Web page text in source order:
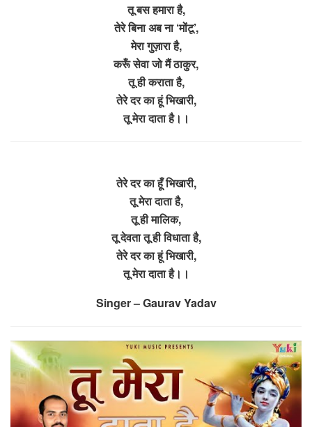
तू बस हमारा है,
तेरे बिना अब ना ‘मोंटू’,
मेरा गुज़ारा है,
करूँ सेवा जो मैं ठाकुर,
तू ही कराता है,
तेरे दर का हूं भिखारी,
तू मेरा दाता है।।
तेरे दर का हूँ भिखारी,
तू मेरा दाता है,
तू ही मालिक,
तू देवता तू ही विधाता है,
तेरे दर का हूं भिखारी,
तू मेरा दाता है।।
Singer – Gaurav Yadav